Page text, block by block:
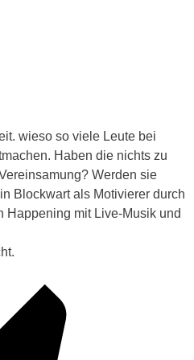
wieso so viele Leute bei
Haben die nichts zu
Werden sie
Blockwart als Motivierer durch
Happening mit Live-Musik und